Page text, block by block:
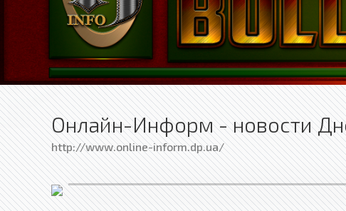
Онлайн-Информ - новости
http://www.online-inform.dp.ua/